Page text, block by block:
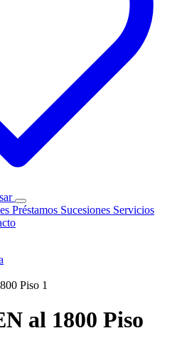
Préstamos Sucesiones Servicios
Piso 1
al 1800 Piso